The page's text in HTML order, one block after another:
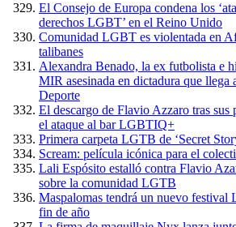
El Consejo de Europa condena los
derechos LGBT’ en el Reino Unido
Comunidad LGBT es violentada en
talibanes
Alexandra Benado, la ex futbolista e
MIR asesinada en dictadura que llega
Deporte
El descargo de Flavio Azzaro tras sus
el ataque al bar LGBTIQ+
Primera carpeta LGTB de ‘Secret
Scream: película icónica para el
Lali Espósito estalló contra Flavio
sobre la comunidad LGTB
Maspalomas tendrá un nuevo festival
fin de año